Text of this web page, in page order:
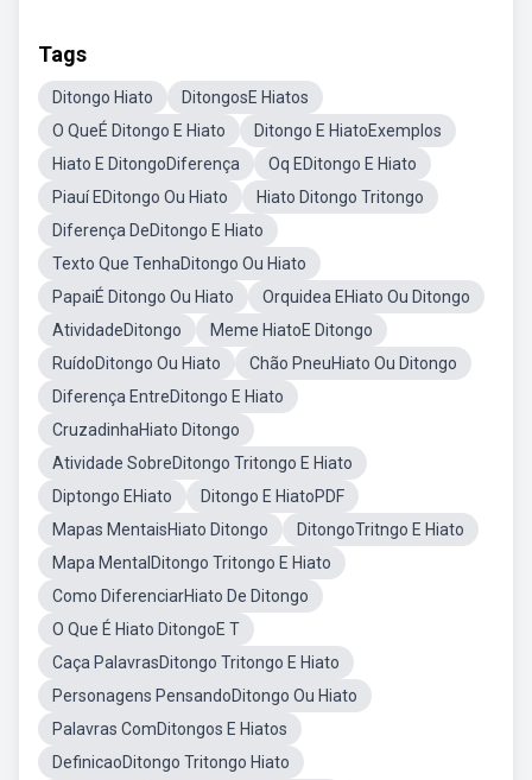
Tags
Ditongo Hiato
DitongosE Hiatos
O QueÉ Ditongo E Hiato
Ditongo E HiatoExemplos
Hiato E DitongoDiferença
Oq EDitongo E Hiato
Piauí EDitongo Ou Hiato
Hiato Ditongo Tritongo
Diferença DeDitongo E Hiato
Texto Que TenhaDitongo Ou Hiato
PapaiÉ Ditongo Ou Hiato
Orquidea EHiato Ou Ditongo
AtividadeDitongo
Meme HiatoE Ditongo
RuídoDitongo Ou Hiato
Chão PneuHiato Ou Ditongo
Diferença EntreDitongo E Hiato
CruzadinhaHiato Ditongo
Atividade SobreDitongo Tritongo E Hiato
Diptongo EHiato
Ditongo E HiatoPDF
Mapas MentaisHiato Ditongo
DitongoTritngo E Hiato
Mapa MentalDitongo Tritongo E Hiato
Como DiferenciarHiato De Ditongo
O Que É Hiato DitongoE T
Caça PalavrasDitongo Tritongo E Hiato
Personagens PensandoDitongo Ou Hiato
Palavras ComDitongos E Hiatos
DefinicaoDitongo Tritongo Hiato